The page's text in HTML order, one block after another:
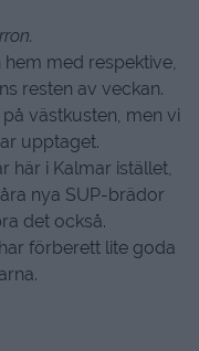
med respektive,
resten av veckan.
västkusten, men vi
upptaget.
här i Kalmar istället,
nya SUP-brädor
det också.
förberett lite goda